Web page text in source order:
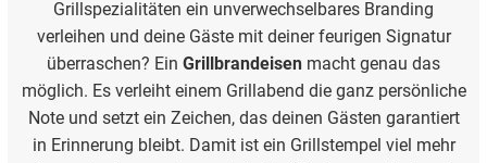
Grillspezialitäten ein unverwechselbares Branding
verleihen und deine Gäste mit deiner feurigen Signatur
überraschen? Ein Grillbrandeisen macht genau das
möglich. Es verleiht einem Grillabend die ganz persönliche
Note und setzt ein Zeichen, das deinen Gästen garantiert
in Erinnerung bleibt. Damit ist ein Grillstempel viel mehr